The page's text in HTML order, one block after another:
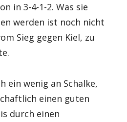
in 3-4-1-2. Was sie
werden ist noch nicht
Sieg gegen Kiel, zu
ein wenig an Schalke,
einen guten
durch einen